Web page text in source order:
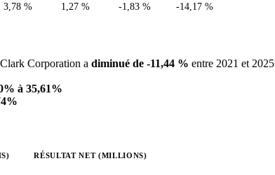
3,78 % 1,27 % -1,83 % -14,17 %
Corporation a diminué de -11,44 % entre 2021 et 2025
à 35,61%
RÉSULTAT NET (MILLIONS)